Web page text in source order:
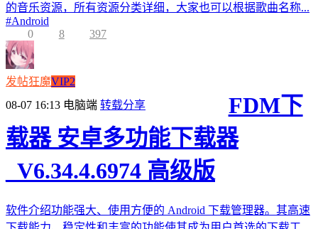
的音乐资源，所有资源分类详细，大家也可以根据歌曲名称...
#Android
0
8 397
发帖狂魔VIP2
08-07 16:13 电脑端 转载分享
FDM下
载器 安卓多功能下载器
_V6.34.4.6974 高级版
软件介绍功能强大、使用方便的 Android 下载管理器。其高速